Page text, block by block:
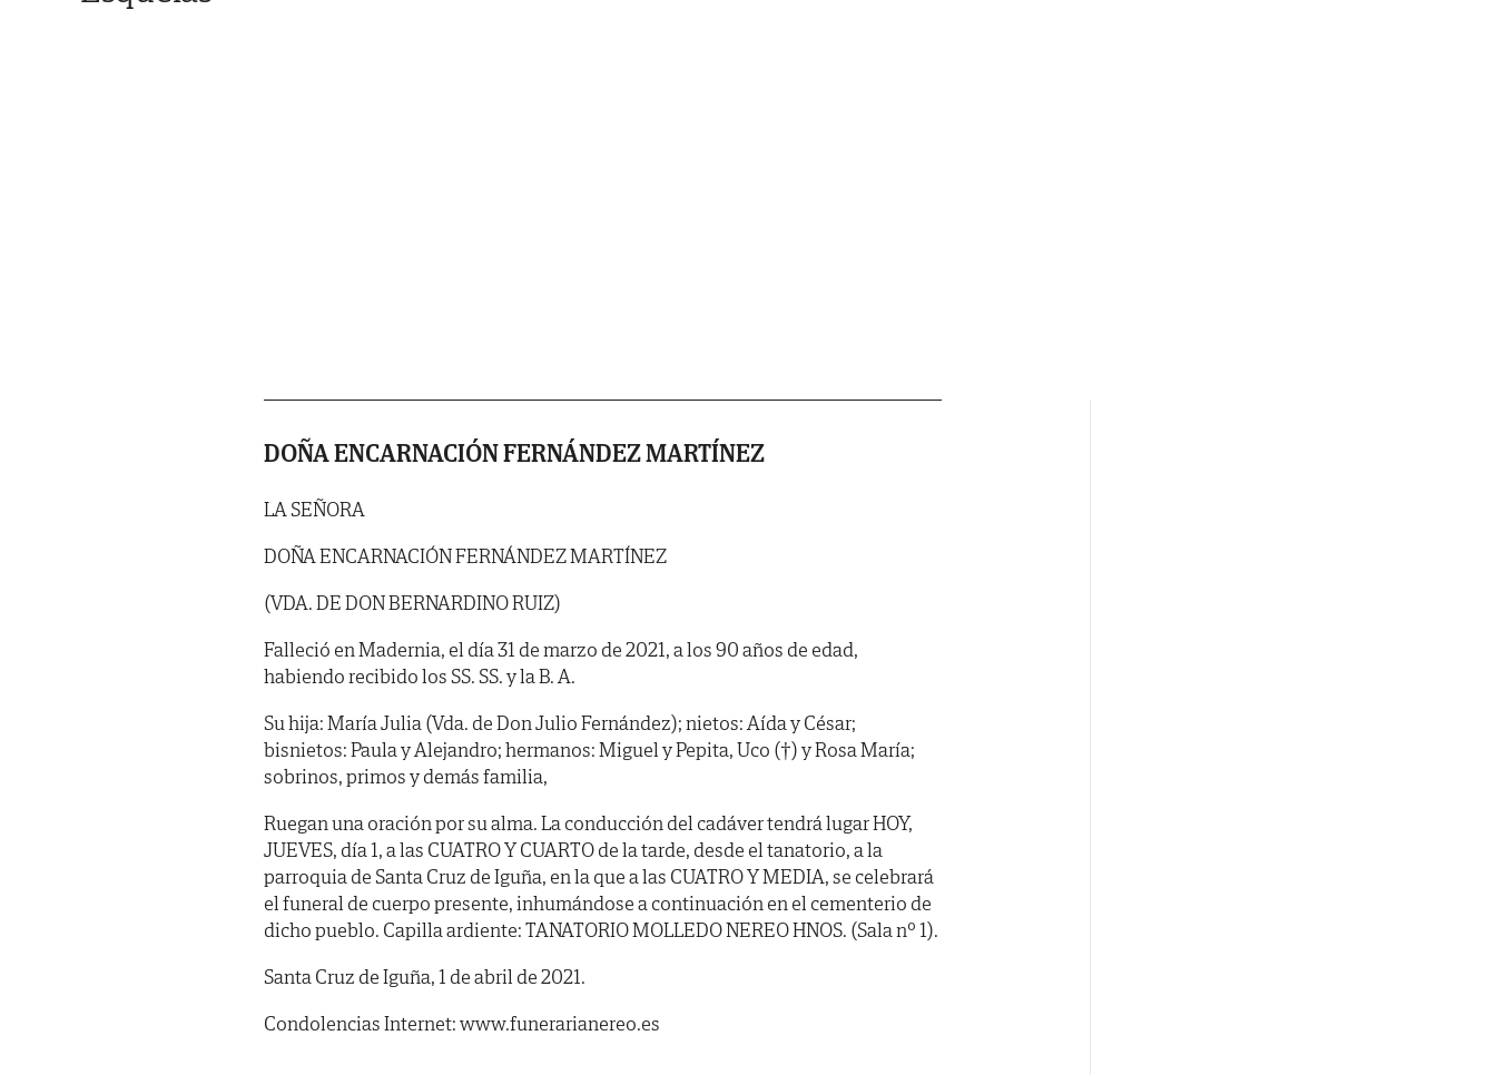
DOÑA ENCARNACIÓN FERNÁNDEZ MARTÍNEZ
LA SEÑORA
DOÑA ENCARNACIÓN FERNÁNDEZ MARTÍNEZ
(VDA. DE DON BERNARDINO RUIZ)
Falleció en Madernia, el día 31 de marzo de 2021, a los 90 años de edad,
habiendo recibido los SS. SS. y la B. A.
Su hija: María Julia (Vda. de Don Julio Fernández); nietos: Aída y César;
bisnietos: Paula y Alejandro; hermanos: Miguel y Pepita, Uco (†) y Rosa María;
sobrinos, primos y demás familia,
Ruegan una oración por su alma. La conducción del cadáver tendrá lugar HOY,
JUEVES, día 1, a las CUATRO Y CUARTO de la tarde, desde el tanatorio, a la
parroquia de Santa Cruz de Iguña, en la que a las CUATRO Y MEDIA, se celebrará
el funeral de cuerpo presente, inhumándose a continuación en el cementerio de
dicho pueblo. Capilla ardiente: TANATORIO MOLLEDO NEREO HNOS. (Sala nº 1).
Santa Cruz de Iguña, 1 de abril de 2021.
Condolencias Internet: www.funerarianereo.es